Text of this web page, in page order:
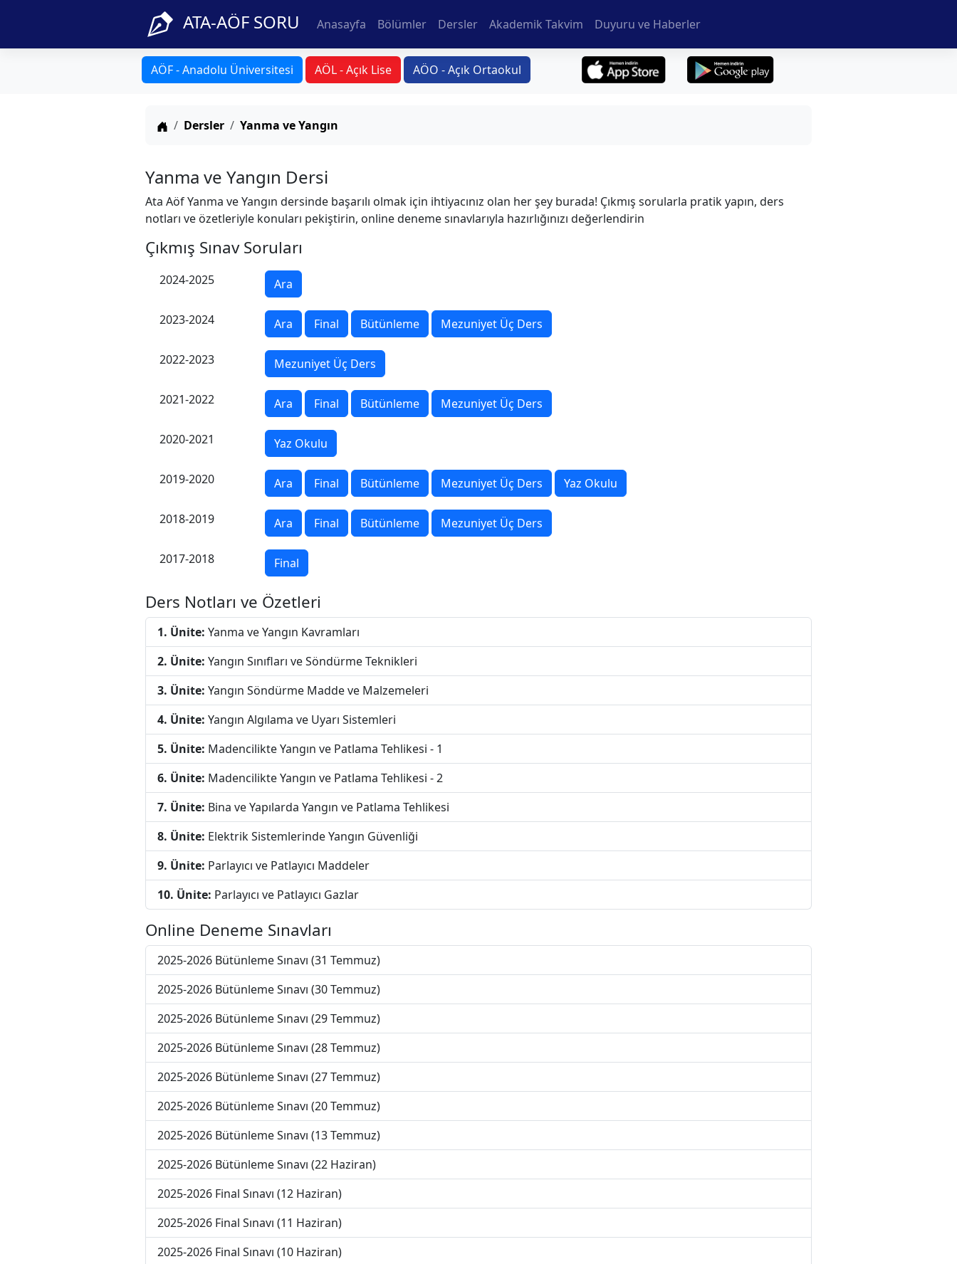
ATA-AÖF SORU Anasayfa Bölümler Dersler Akademik Takvim Duyuru ve Haberler
AÖF - Anadolu Üniversitesi AÖL - Açık Lise AÖO - Açık Ortaokul
Anasayfa
Dersler Yanma ve Yangın
Yanma ve Yangın Dersi
Ata Aöf Yanma ve Yangın dersinde başarılı olmak için ihtiyacınız olan her şey burada! Çıkmış sorularla pratik yapın, ders
notları ve özetleriyle konuları pekiştirin, online deneme sınavlarıyla hazırlığınızı değerlendirin
Çıkmış Sınav Soruları
2024-2025 Ara
2023-2024 Ara Final Bütünleme Mezuniyet Üç Ders
2022-2023 Mezuniyet Üç Ders
2021-2022 Ara Final Bütünleme Mezuniyet Üç Ders
2020-2021 Yaz Okulu
2019-2020 Ara Final Bütünleme Mezuniyet Üç Ders Yaz Okulu
2018-2019 Ara Final Bütünleme Mezuniyet Üç Ders
2017-2018 Final
Ders Notları ve Özetleri
1. Ünite: Yanma ve Yangın Kavramları
2. Ünite: Yangın Sınıfları ve Söndürme Teknikleri
3. Ünite: Yangın Söndürme Madde ve Malzemeleri
4. Ünite: Yangın Algılama ve Uyarı Sistemleri
5. Ünite: Madencilikte Yangın ve Patlama Tehlikesi - 1
6. Ünite: Madencilikte Yangın ve Patlama Tehlikesi - 2
7. Ünite: Bina ve Yapılarda Yangın ve Patlama Tehlikesi
8. Ünite: Elektrik Sistemlerinde Yangın Güvenliği
9. Ünite: Parlayıcı ve Patlayıcı Maddeler
10. Ünite: Parlayıcı ve Patlayıcı Gazlar
Online Deneme Sınavları
2025-2026 Bütünleme Sınavı (31 Temmuz)
2025-2026 Bütünleme Sınavı (30 Temmuz)
2025-2026 Bütünleme Sınavı (29 Temmuz)
2025-2026 Bütünleme Sınavı (28 Temmuz)
2025-2026 Bütünleme Sınavı (27 Temmuz)
2025-2026 Bütünleme Sınavı (20 Temmuz)
2025-2026 Bütünleme Sınavı (13 Temmuz)
2025-2026 Bütünleme Sınavı (22 Haziran)
2025-2026 Final Sınavı (12 Haziran)
2025-2026 Final Sınavı (11 Haziran)
2025-2026 Final Sınavı (10 Haziran)